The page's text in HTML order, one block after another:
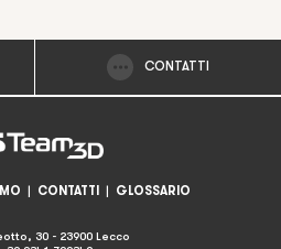
CONTATTI
| CONTATTI | GLOSSARIO
30 - 23900 Lecco